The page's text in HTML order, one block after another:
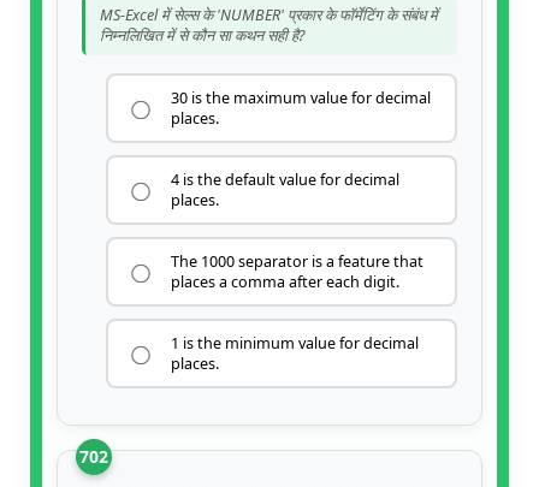
MS-Excel में सेल्स के 'NUMBER' प्रकार के फॉर्मेटिंग के संबंध में
निम्नलिखित में से कौन सा कथन सही है?
30 is the maximum value for decimal
places.
4 is the default value for decimal
places.
The 1000 separator is a feature that
places a comma after each digit.
1 is the minimum value for decimal
places.
702